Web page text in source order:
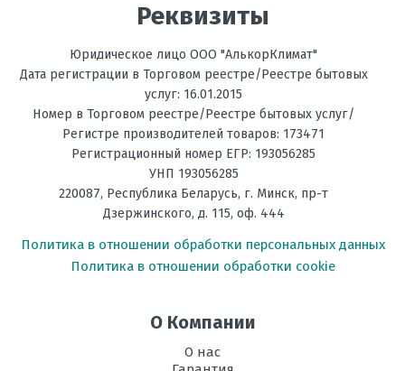
Реквизиты
Юридическое лицо ООО "АлькорКлимат"
Дата регистрации в Торговом реестре/Реестре бытовых
услуг: 16.01.2015
Номер в Торговом реестре/Реестре бытовых услуг/
Регистре производителей товаров: 173471
Регистрационный номер ЕГР: 193056285
УНП 193056285
220087, Республика Беларусь, г. Минск, пр-т
Дзержинского, д. 115, оф. 444
Политика в отношении обработки персональных данных
Политика в отношении обработки cookie
О Компании
О нас